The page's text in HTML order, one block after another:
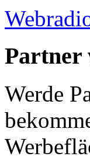
Partner
Werde